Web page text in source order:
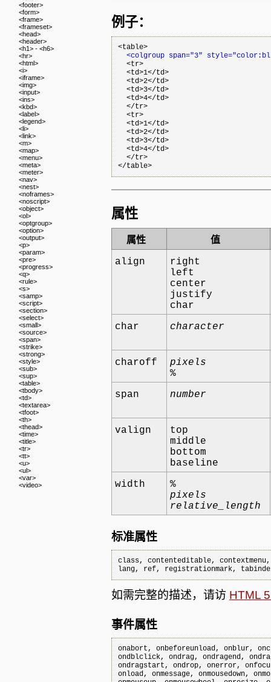
<footer>
<form>
<frame>
<frameset>
<head>
<header>
<h1> - <h6>
<hr>
<html>
<i>
<iframe>
<img>
<input>
<ins>
<kbd>
<label>
<legend>
<li>
<link>
<m>
<map>
<menu>
<meta>
<meter>
<nav>
<nest>
<noframes>
<noscript>
<object>
<ol>
<optgroup>
<option>
<output>
<p>
<param>
<pre>
<progress>
<q>
<rule>
<s>
<samp>
<script>
<section>
<select>
<small>
<source>
<span>
<strike>
<strong>
<style>
<sub>
<sup>
<table>
<tbody>
<td>
<textarea>
<tfoot>
<th>
<thead>
<time>
<title>
<tr>
<tt>
<u>
<ul>
<var>
<video>
例子：
<table>
<colgroup span="3"
  <tr>
  <td>1</td>
  <td>2</td>
  <td>3</td>
  <td>4</td>
  </tr>
  <tr>
  <td>1</td>
  <td>2</td>
  <td>3</td>
  <td>4</td>
  </tr>
属性
属性
值
align
right
left
center
justify
char
char
character
charoff
pixels
%
span
number
valign
top
middle
bottom
baseline
width
%
pixels
relative_length
标准属性
class, contenteditable,
lang, ref, registrationmark,
如需完整的描述，请访 HTML
事件属性
onabort, onbeforeunload, onblur,
ondblclick, ondrag, ondragend,
ondragstart, ondrop, onerror,
onload, onmessage, onmousedown,